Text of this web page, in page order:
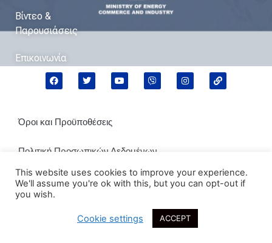
Βίντεο &
Παρουσιάσεις
Επικοινωνία
Όροι και Προϋποθέσεις
Πολιτική Προσωπικών Δεδομένων
Πολιτική Cookies
2021 © Μιχάλης Δαμιανός. All rights reserved
This website uses cookies to improve your experience.
We'll assume you're ok with this, but you can opt-out if
you wish.
Cookie settings ACCEPT